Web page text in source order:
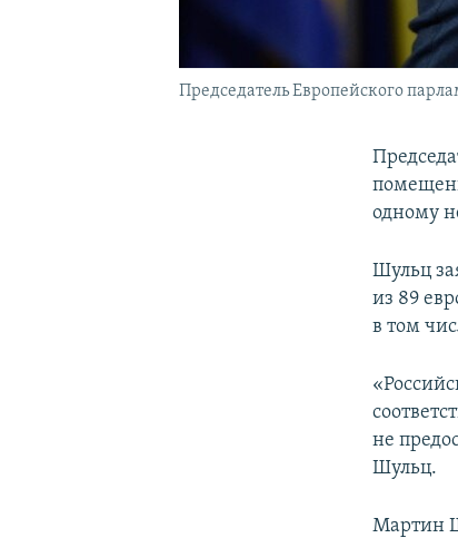
Председатель Европейского
одному
Шульц
из 89
в том
не
Шульц.
Мартин